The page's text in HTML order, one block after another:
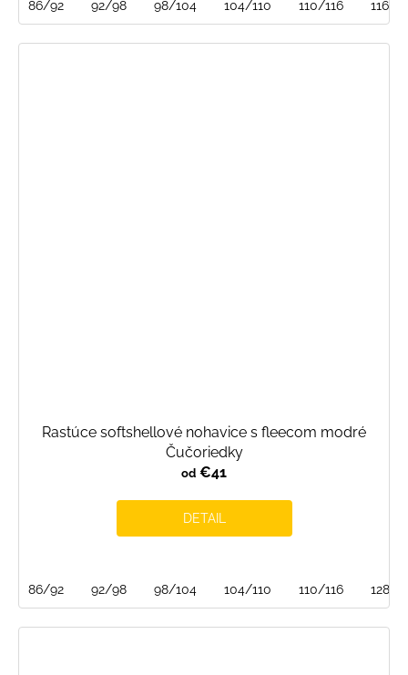
86/92 92/98 98/104 104/110 110/116 116/
Rastúce softshellové nohavice s fleecom modré
Čučoriedky
od €41
DETAIL
86/92 92/98 98/104 104/110 110/116 128/